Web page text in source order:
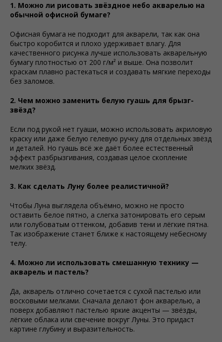
1. Можно ли рисовать звёздное небо акварелью на
обычной офисной бумаге?
Офисная бумага не подходит для акварели, так как она
быстро коробится и плохо удерживает влагу. Для
качественного рисунка лучше использовать акварельную
бумагу плотностью от 200 г/м² и выше. Она позволит
краскам плавно растекаться и создавать мягкие переходы
без заломов.
2. Чем можно заменить белую гуашь для брызг-
звёзд?
Если под рукой нет гуаши, можно использовать акриловую
краску или даже белую гелевую ручку для отдельных звёзд
и деталей. Но гуашь всё же даёт более естественный
эффект разбрызгивания, создавая целое скопление
мелких звёзд.
3. Как сделать Луну более реалистичной?
Чтобы Луна выглядела объёмно, можно не просто
оставить белое пятно, а слегка затонировать его серым
или голубоватым оттенком, добавив тени и лёгкие пятна.
Так изображение станет ближе к настоящему небесному
телу.
4. Можно ли использовать смешанную технику —
акварель и пастель?
Да, акварель отлично сочетается с сухой пастелью или
восковыми мелками. Сначала делают фон акварелью, а
поверх добавляют пастелью яркие акценты — звёзды,
лёгкие облака или свечение вокруг Луны. Это придаст
картине глубину и выразительность.